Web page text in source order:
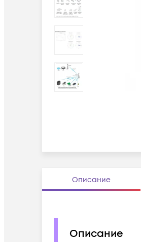
Описание
Описание